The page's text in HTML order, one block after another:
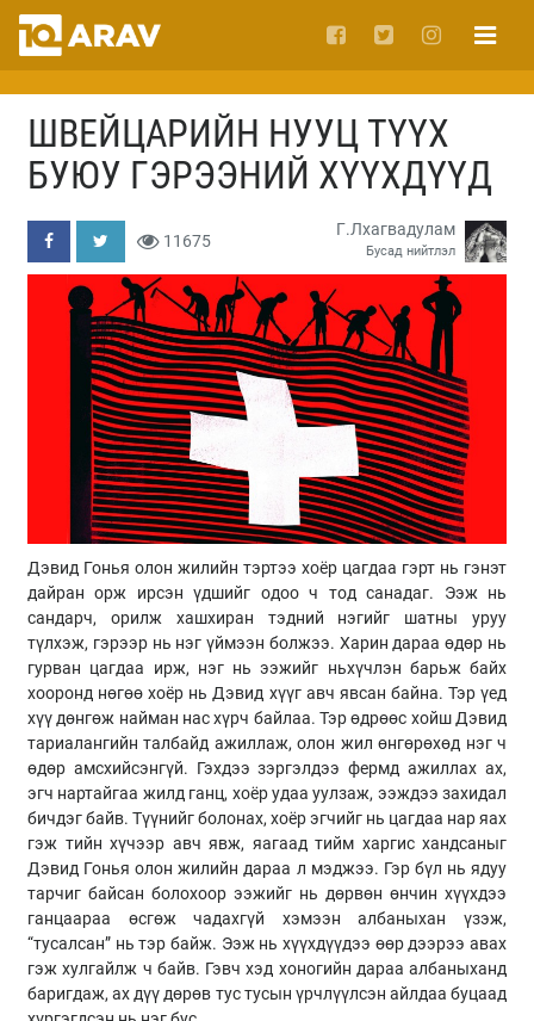
ШВЕЙЦАРИЙН НУУЦ ТҮҮХ
БУЮУ ГЭРЭЭНИЙ ХҮҮХДҮҮД
11675
Г.Лхагвадулам
Бусад нийтлэл
Дэвид Гонья олон жилийн тэртээ хоёр цагдаа гэрт нь гэнэт
дайран орж ирсэн үдшийг одоо ч тод санадаг. Ээж нь
сандарч, орилж хашхиран тэдний нэгийг шатны уруу
түлхэж, гэрээр нь нэг үймээн болжээ. Харин дараа өдөр нь
гурван цагдаа ирж, нэг нь ээжийг ньхүчлэн барьж байх
хооронд нөгөө хоёр нь Дэвид хүүг авч явсан байна. Тэр үед
хүү дөнгөж найман нас хүрч байлаа. Тэр өдрөөс хойш Дэвид
тариалангийн талбайд ажиллаж, олон жил өнгөрөхөд нэг ч
өдөр амсхийсэнгүй. Гэхдээ зэргэлдээ фермд ажиллах ах,
эгч нартайгаа жилд ганц, хоёр удаа уулзаж, ээждээ захидал
бичдэг байв. Түүнийг болонах, хоёр эгчийг нь цагдаа нар яах
гэж тийн хүчээр авч явж, яагаад тийм харгис хандсаныг
Дэвид Гонья олон жилийн дараа л мэджээ. Гэр бүл нь ядуу
тарчиг байсан болохоор ээжийг нь дөрвөн өнчин хүүхдээ
ганцаараа өсгөж чадахгүй хэмээн албаныхан үзэж,
“тусалсан” нь тэр байж. Ээж нь хүүхдүүдээ өөр дээрээ авах
гэж хулгайлж ч байв. Гэвч хэд хоногийн дараа албаныханд
баригдаж, ах дүү дөрөв тус тусын үрчлүүлсэн айлдаа буцаад